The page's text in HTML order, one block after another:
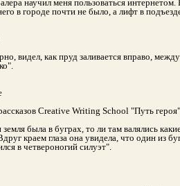
научил меня пользоваться интернетом.
в городе почти не было, а лифт в
видел, как пруд заливается вправо,
Creative Writing School "Путь героя"
была в буграх, то ли там валялись
краем глаза она увидела, что один из
в четвероногий силуэт".